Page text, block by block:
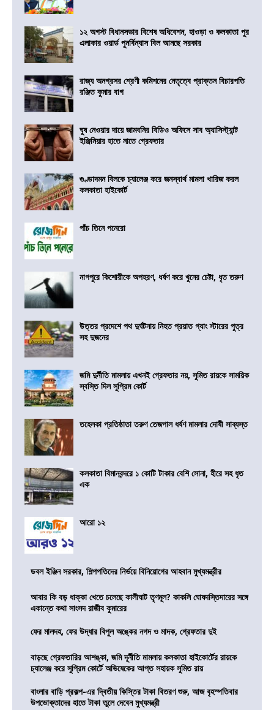
১২ অগস্ট বিধানসভার বিশেষ অধিবেশন, হাওড়া ও কলকাতা পুর
এলাকার ওয়ার্ড পুনর্বিন্যাস বিল আনছে সরকার
রাজ্য অনগ্রসর শ্রেণী কমিশনের নেতৃত্বে প্রাক্তন বিচারপতি
রঞ্জিত কুমার বাগ
ঘুষ নেওয়ার দায়ে জামবনির বিডিও অফিসে সাব অ্যাসিস্ট্যান্ট
ইঞ্জিনিয়ার হাতে নাতে গ্রেফতার
গুণ্ডাদমন বিলকে চ্যালেঞ্জ করে জনস্বার্থ মামলা খারিজ করল
কলকাতা হাইকোর্ট
পাঁচ তিনে পনেরো
নাগপুরে কিশোরীকে অপহরণ, ধর্ষণ করে খুনের চেষ্টা, ধৃত তরুণ
উত্তর প্রদেশে পথ দুর্ঘটনায় নিহত প্রয়াত গ্যাং স্টারের পুত্র
সহ দুজনের
জমি দুর্নীতি মামলায় এখনই গ্রেফতার নয়, সুমিত রায়কে সাময়িক
স্বস্তি দিল সুপ্রিম কোর্ট
তহেলকা প্রতিষ্ঠাতা তরুণ তেজপাল ধর্ষণ মামলার দোষী সাব্যস্ত
কলকাতা বিমানবন্দরে ১ কোটি টাকার বেশি সোনা, হীরে সহ ধৃত
এক
আরো ১২
ডবল ইঞ্জিন সরকার, শিল্পপতিদের নির্ভয়ে বিনিয়োগের আহবান মুখ্যমন্ত্রীর
আবার কি বড় ধাক্কা খেতে চলেছে কালীঘাট তৃণমূল? কাকলি ঘোষদস্তিদারের সঙ্গে
একান্তে কথা সাংসদ রাজীব কুমারের
ফের মালদহ, ফের উদ্ধার বিপুল অঙ্কের নগদ ও মাদক, গ্রেফতার দুই
বাড়ছে গ্রেফতারির আশঙ্কা, জমি দূর্নীতি মামলায় কলকাতা হাইকোর্টের রায়কে
চ্যালেঞ্জ করে সুপ্রিম কোর্টে অভিষেকের আপ্ত সহায়ক সুমিত রায়
বাংলার বাড়ি প্রকল্প-এর দ্বিতীয় কিস্তির টাকা বিতরণ শুরু, আজ বৃহস্পতিবার
উপভোক্তাদের হাতে টাকা তুলে দেবেন মুখ্যমন্ত্রী